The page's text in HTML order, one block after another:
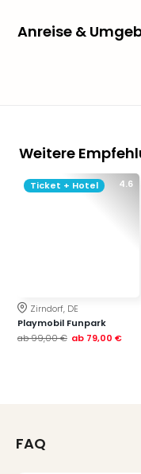
Anreise &
Weitere
4.6
Ticket + Hotel
Zirndorf, DE
Playmobil Funpark
ab99,00 € ab 79,00 €
FAQ